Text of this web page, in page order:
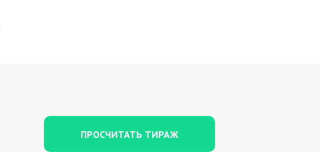
ПРОСЧИТАТЬ ТИРАЖ